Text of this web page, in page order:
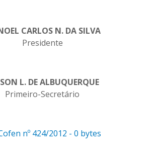
CARLOS N. DA SILVA
Presidente
L. DE ALBUQUERQUE
Primeiro-Secretário
nº 424/2012 - 0 bytes